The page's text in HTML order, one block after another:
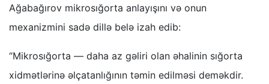
Ağabağırov mikrosığorta anlayışını və onun
mexanizmini sadə dillə belə izah edib:
“Mikrosığorta — daha az gəliri olan əhalinin sığorta
xidmətlərinə əlçatanlığının təmin edilməsi deməkdir.